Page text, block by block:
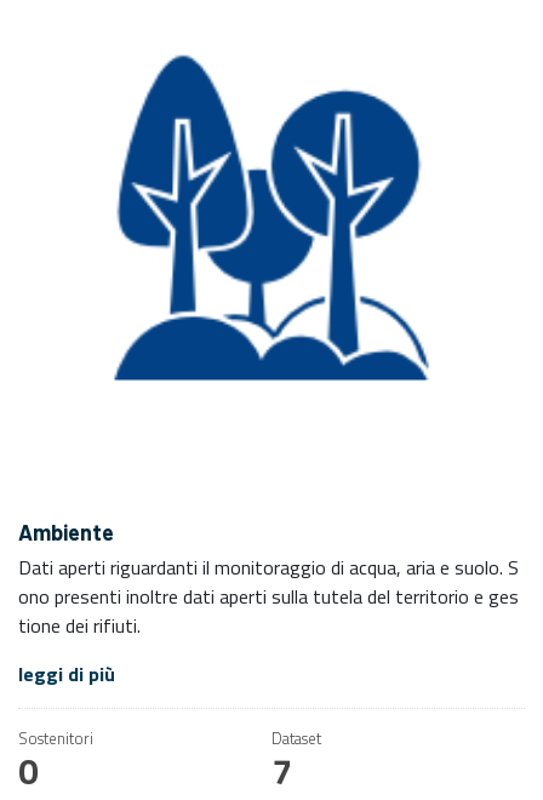
Ambiente
Dati aperti riguardanti il monitoraggio di acqua, aria e suolo. S
ono presenti inoltre dati aperti sulla tutela del territorio e ges
tione dei rifiuti.
leggi di più
Sostenitori
0
Dataset
7